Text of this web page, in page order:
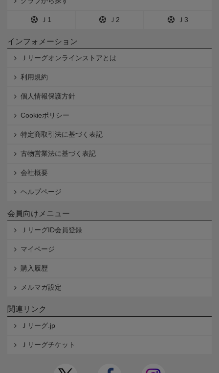
Ｊ1 Ｊ2 Ｊ3
インフォメーション
Ｊリーグオンラインストアとは
利用規約
個人情報保護方針
Cookieポリシー
特定商取引法に基づく表記
古物営業法に基づく表記
会社概要
ヘルプページ
会員向けメニュー
ＪリーグID会員登録
マイページ
購入履歴
メルマガ設定
関連リンク
Ｊリーグ.jp
Ｊリーグチケット